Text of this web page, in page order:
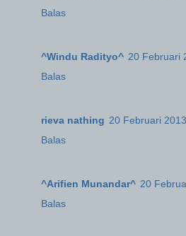
Balas
^Windu Radityo^ 20 Februari
Balas
rieva nathing 20 Februari
Balas
^Arifien Munandar^ 20
Balas